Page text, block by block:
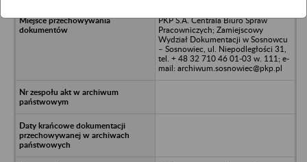
PKP S.A. Centrala Biuro Spraw
Pracowniczych; Zamiejscowy
Wydział Dokumentacji w Sosnowcu
– Sosnowiec, ul. Niepodległości 31,
tel. + 48 32 710 46 01-03 w. 111; e-
mail: archiwum.sosnowiec@pkp.pl